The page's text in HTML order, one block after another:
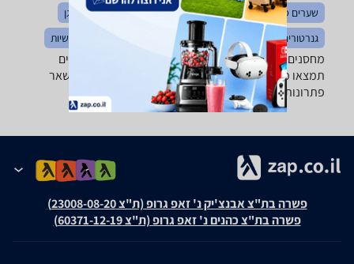
שערים סורגים וגדרות אביזרים לגינה ריהוט גן
תאורת גן
גנרטורים
השקיה בריכות נוי ומזרקות גזיבו, ציליות ושמשיות
מחסנים וארונות שירות - ‏5 ‏25 ‏ס"מ ב-zap השוואת מחירים
תמצאו מבחר גדול של מחסנים, ארונות שירות, בקתות ושאר
פתרונות אחסון לחצר.
פשרה בת"צ אבנצ'יק נ' זאפ גרופ (ת"צ 23008-08-20)
פשרה בת"צ כהנים נ' זאפ גרופ (ת"צ 60371-12-19)